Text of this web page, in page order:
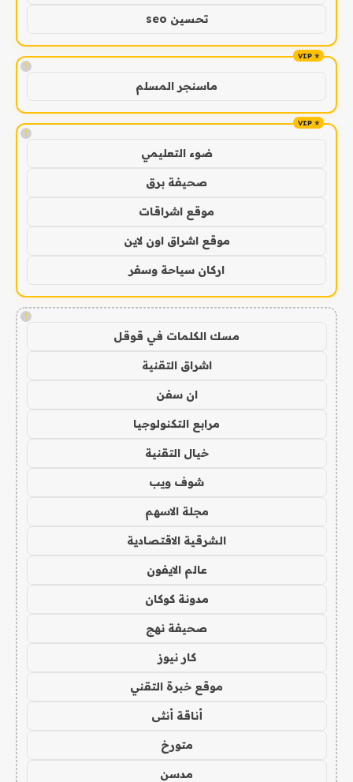
تحسين seo
!
ماسنجر المسلم
!
ضوء التعليمي
صحيفة برق
موقع اشراقات
موقع اشراق اون لاين
اركان سياحة وسفر
!
مسك الكلمات في قوقل
اشراق التقنية
ان سفن
مرابع التكنولوجيا
خيال التقنية
شوف ويب
مجلة الاسهم
الشرقية الاقتصادية
عالم الايفون
مدونة كوكان
صحيفة نهج
كار نيوز
موقع خبرة التقني
أناقة أنثى
متورخ
مدسن